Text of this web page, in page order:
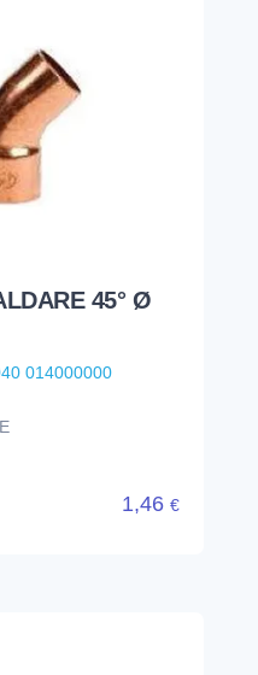
45° Ø
014000000
1,46 €